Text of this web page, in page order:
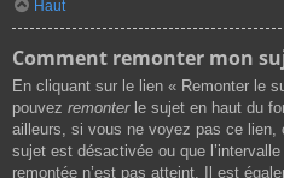
Haut
Comment remonter mon
En cliquant sur le lien « Remonter le
pouvez remonterle sujet en haut du
ailleurs, si vous ne voyez pas ce lien,
sujet est désactivée ou que
remontée n’est pas atteint. Il est